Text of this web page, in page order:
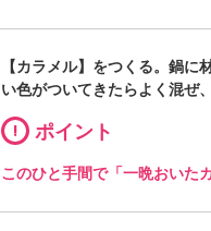
【カラメル】をつくる。鍋
い色がついてきたらよく混ぜ、
! ポイント
このひと手間で「一晩おいた